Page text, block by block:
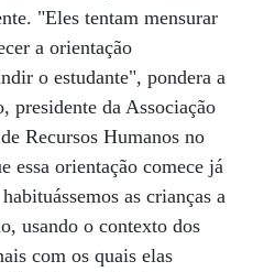
"Eles tentam mensurar
a orientação
o estudante", pondera a
presidente da Associação
Recursos Humanos no
essa orientação comece já
as crianças a
usando o contexto dos
com os quais elas